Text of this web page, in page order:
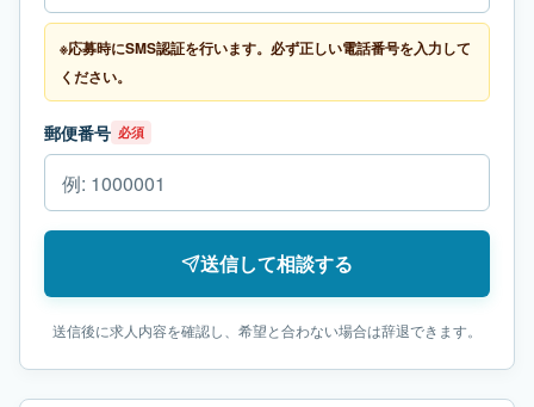
※応募時にSMS認証を行います。必ず正しい電話番号を入力して
ください。
郵便番号 必須
送信して相談する
送信後に求人内容を確認し、希望と合わない場合は辞退できます。